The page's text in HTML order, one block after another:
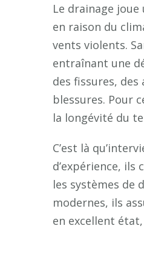
Le drainage
en raison du
vents violents.
entraînant une
des fissures,
blessures. Pour
la longévité du
C’est là
d’expérience,
les systèmes de
modernes, ils
en excellent